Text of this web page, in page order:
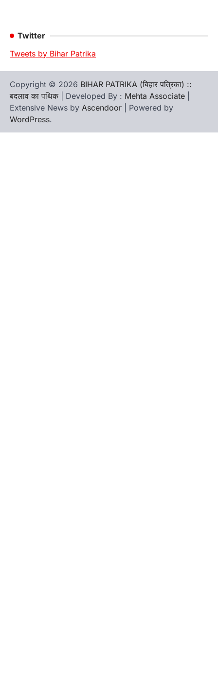
Twitter
Tweets by Bihar Patrika
Copyright © 2026 BIHAR PATRIKA (बिहार पत्रिका) ::
बदलाव का पथिक | Developed By : Mehta Associate
Extensive News by Ascendoor | Powered by
WordPress.